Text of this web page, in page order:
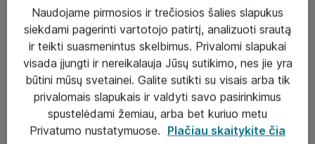
Paslaugos
Sprendimai
Įgyvendinti projektai
Atea ekspertų patarimai verslui
Naudojame pirmosios ir trečiosios šalies slapukus
siekdami pagerinti vartotojo patirtį, analizuoti srautą
ir teikti suasmenintus skelbimus. Privalomi slapukai
visada įjungti ir nereikalauja Jūsų sutikimo, nes jie yra
būtini mūsų svetainei. Galite sutikti su visais arba tik
privalomais slapukais ir valdyti savo pasirinkimus
spustelėdami žemiau, arba bet kuriuo metu
Privatumo nustatymuose. Plačiau skaitykite čia